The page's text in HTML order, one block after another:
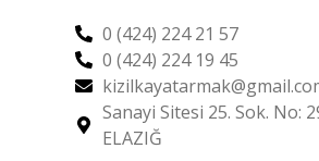
0 (424) 224 21 57
0 (424) 224 19 45
Sanayi Sitesi 25. Sok. No:
ELAZIĞ